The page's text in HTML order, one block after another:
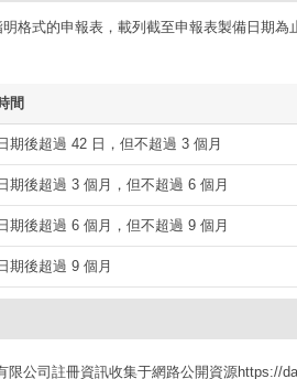
格式的申報表，載列截至申報表製備日期
間
期後超過 42 日，但不超過 3 個月
期後超過 3 個月，但不超過 6 個月
期後超過 6 個月，但不超過 9 個月
期後超過 9 個月
限公司註冊資訊收集于網路公開資源https://